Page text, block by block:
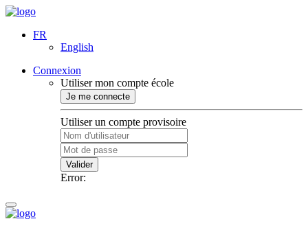
FR
English
Connexion
Utiliser mon compte école
Je me connecte
Utiliser un compte provisoire
Valider
Error: